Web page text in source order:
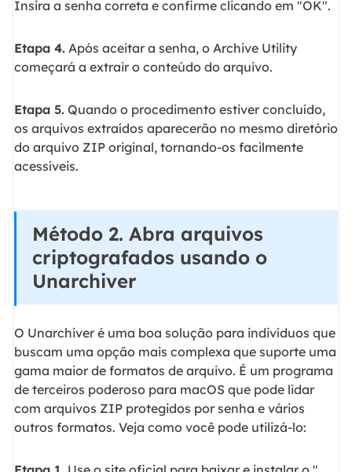
Insira a senha correta e confirme clicando em "OK".
Etapa 4.Após aceitar a senha, o Archive Utility
começará a extrair o conteúdo do arquivo.
Etapa 5.Quando o procedimento estiver concluído,
os arquivos extraídos aparecerão no mesmo diretório
do arquivo ZIP original, tornando-os facilmente
acessíveis.
Método 2. Abra arquivos
criptografados usando o
Unarchiver
O Unarchiver é uma boa solução para indivíduos que
buscam uma opção mais complexa que suporte uma
gama maior de formatos de arquivo. É um programa
de terceiros poderoso para macOS que pode lidar
com arquivos ZIP protegidos por senha e vários
outros formatos. Veja como você pode utilizá-lo: